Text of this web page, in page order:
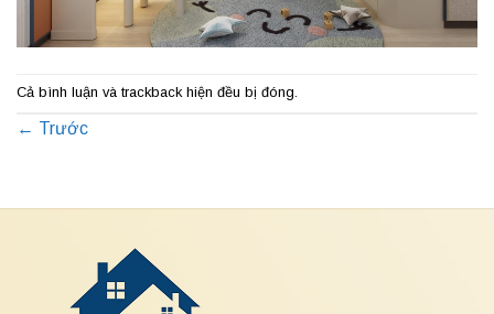
Cả bình luận và trackback hiện đều bị đóng.
← Trước